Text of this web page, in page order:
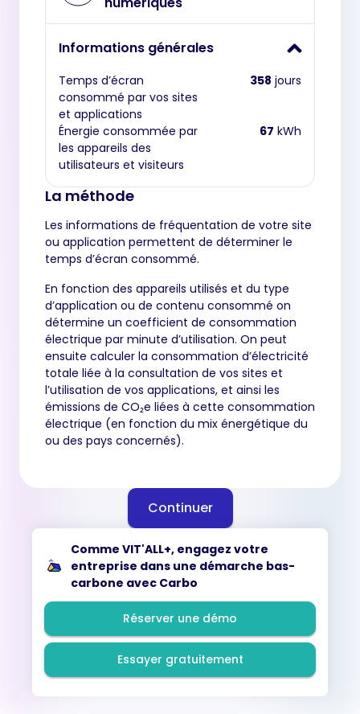
Informations générales
Temps d’écran
consommé par vos sites
et applications
358 jours
Énergie consommée par
les appareils des
utilisateurs et visiteurs
67 kWh
La méthode
Les informations de fréquentation de votre site
ou application permettent de déterminer le
temps d’écran consommé.
En fonction des appareils utilisés et du type
d’application ou de contenu consommé on
détermine un coefficient de consommation
électrique par minute d’utilisation. On peut
ensuite calculer la consommation d’électricité
totale liée à la consultation de vos sites et
l’utilisation de vos applications, et ainsi les
émissions de CO₂e liées à cette consommation
électrique (en fonction du mix énergétique du
ou des pays concernés).
Continuer
Comme VIT'ALL+, engagez votre
entreprise dans une démarche bas-
carbone avec Carbo
Réserver une démo
Essayer gratuitement